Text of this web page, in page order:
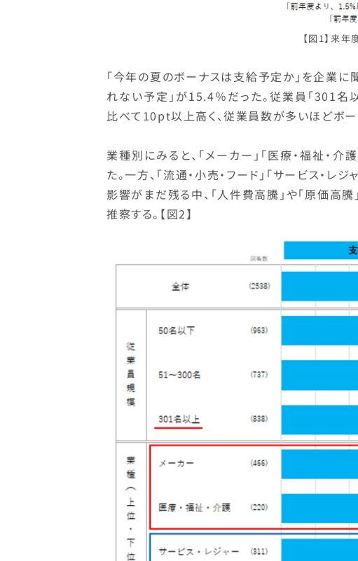
【図1】来
「今年の夏のボーナスは支給予定か」を企業に
れない予定」が15.4％だった。従業員「301名
比べて10pt以上高く、従業員数が多いほどボ
業種別にみると、「メーカー」「医療・福祉・
た。一方、「流通・小売・フード」「サービス・
影響がまだ残る中、「人件費高騰」や「原価高
推察する。【図2】